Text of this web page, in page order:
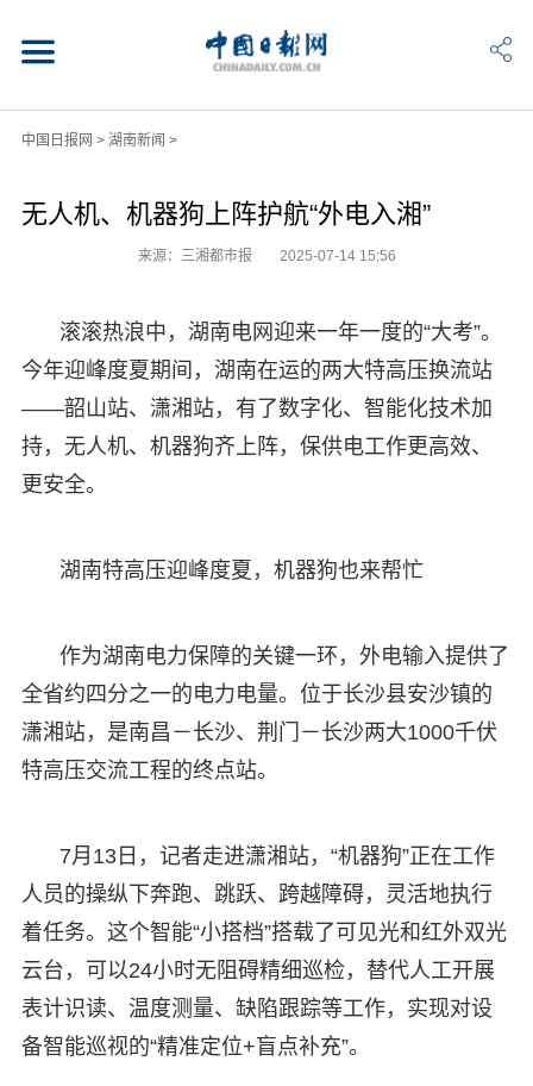
中国日报网 > 湖南新闻 >
无人机、机器狗上阵护航“外电入湘”
来源：三湘都市报 2025-07-14 15:56
滚滚热浪中，湖南电网迎来一年一度的“大考”。
今年迎峰度夏期间，湖南在运的两大特高压换流站
——韶山站、潇湘站，有了数字化、智能化技术加
持，无人机、机器狗齐上阵，保供电工作更高效、
更安全。
湖南特高压迎峰度夏，机器狗也来帮忙
作为湖南电力保障的关键一环，外电输入提供了
全省约四分之一的电力电量。位于长沙县安沙镇的
潇湘站，是南昌－长沙、荆门－长沙两大1000千伏
特高压交流工程的终点站。
7月13日，记者走进潇湘站，“机器狗”正在工作
人员的操纵下奔跑、跳跃、跨越障碍，灵活地执行
着任务。这个智能“小搭档”搭载了可见光和红外双光
云台，可以24小时无阻碍精细巡检，替代人工开展
表计识读、温度测量、缺陷跟踪等工作，实现对设
备智能巡视的“精准定位+盲点补充”。